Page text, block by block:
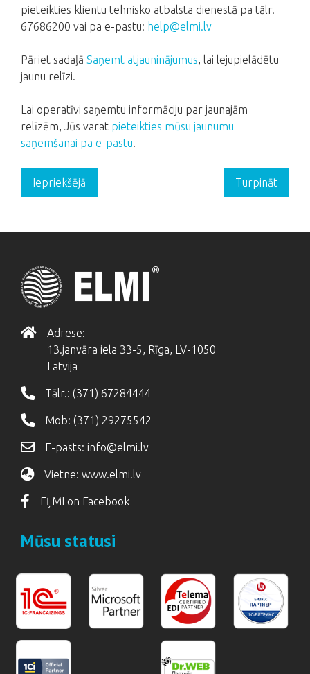
pieteikties klientu tehnisko atbalsta dienestā pa tālr.
67686200 vai pa e-pastu: help@elmi.lv
Pāriet sadaļā Saņemt atjauninājumus, lai lejupielādētu
jaunu relīzi.
Lai operatīvi saņemtu informāciju par jaunajām
relīzēm, Jūs varat pieteikties mūsu jaunumu
saņemšanai pa e-pastu.
Iepriekšējā Turpināt
Adrese:
13.janvāra iela 33-5, Rīga, LV-1050
Latvija
Tālr.: (371) 67284444
Mob: (371) 29275542
E-pasts: info@elmi.lv
Vietne: www.elmi.lv
EĻMI on Facebook
Mūsu statusi